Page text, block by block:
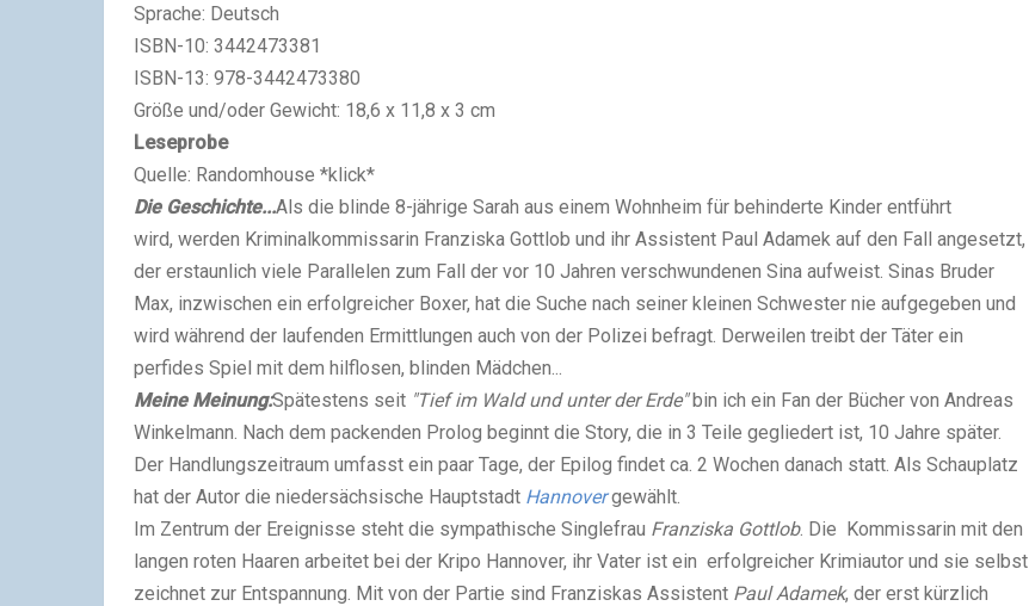
Sprache: Deutsch
ISBN-10: 3442473381
ISBN-13: 978-3442473380
Größe und/oder Gewicht: 18,6 x 11,8 x 3 cm
Leseprobe
Quelle: Randomhouse *klick*
Die Geschichte...Als die blinde 8-jährige Sarah aus einem Wohnheim für behinderte Kinder entführt
wird, werden Kriminalkommissarin Franziska Gottlob und ihr Assistent Paul Adamek auf den Fall angesetzt,
der erstaunlich viele Parallelen zum Fall der vor 10 Jahren verschwundenen Sina aufweist. Sinas Bruder
Max, inzwischen ein erfolgreicher Boxer, hat die Suche nach seiner kleinen Schwester nie aufgegeben und
wird während der laufenden Ermittlungen auch von der Polizei befragt. Derweilen treibt der Täter ein
perfides Spiel mit dem hilflosen, blinden Mädchen...
Meine Meinung:Spätestens seit "Tief im Wald und unter der Erde"bin ich ein Fan der Bücher von Andreas
Winkelmann. Nach dem packenden Prolog beginnt die Story, die in 3 Teile gegliedert ist, 10 Jahre später.
Der Handlungszeitraum umfasst ein paar Tage, der Epilog findet ca. 2 Wochen danach statt. Als Schauplatz
hat der Autor die niedersächsische Hauptstadt Hannovergewählt.
Im Zentrum der Ereignisse steht die sympathische Singlefrau Franziska Gottlob. Die Kommissarin mit den
langen roten Haaren arbeitet bei der Kripo Hannover, ihr Vater ist ein erfolgreicher Krimiautor und sie selbst
zeichnet zur Entspannung. Mit von der Partie sind Franziskas Assistent Paul Adamek, der erst kürzlich